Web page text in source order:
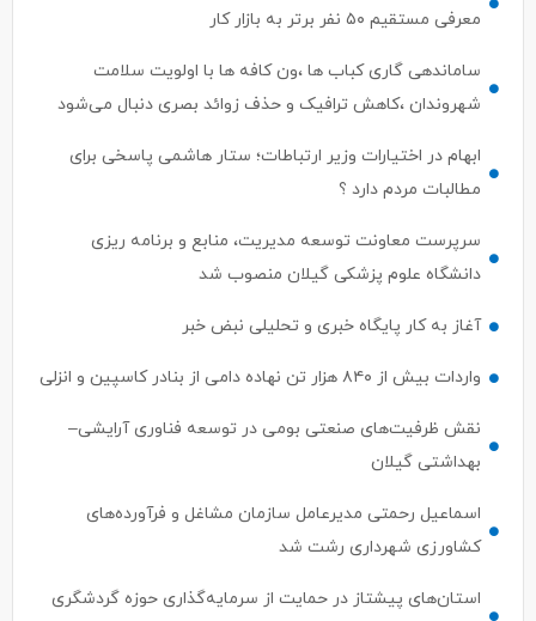
معرفی مستقیم ۵۰ نفر برتر به بازار کار
ساماندهی گاری کباب ها ،ون کافه ها با اولویت سلامت
شهروندان ،کاهش ترافیک و حذف زوائد بصری دنبال می‌شود
ابهام در اختیارات وزیر ارتباطات؛ ستار هاشمی پاسخی برای
مطالبات مردم دارد ؟
سرپرست معاونت توسعه مدیریت، منابع و برنامه ریزی
دانشگاه علوم پزشکی گیلان منصوب شد
آغاز به کار پایگاه خبری و تحلیلی نبض خبر
واردات بیش از ۸۴۰ هزار تن نهاده دامی از بنادر كاسپین و انزلی
نقش ظرفیت‌های صنعتی بومی در توسعه فناوری آرایشی–
بهداشتی گیلان
اسماعیل رحمتی مدیرعامل سازمان مشاغل و فرآورده‌های
کشاورزی شهرداری رشت شد
استان‌های پیشتاز در حمایت از سرمایه‌گذاری حوزه گردشگری